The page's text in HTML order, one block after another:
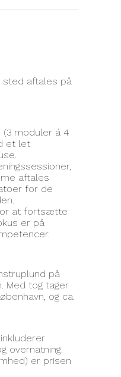
sted aftales på
(3 moduler á 4
et let
aftales
for de
at fortsætte
er på
på
Med tog tager
og ca.
overnatning.
er prisen